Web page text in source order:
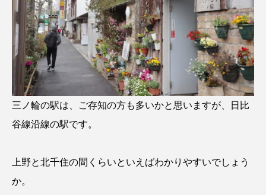
三ノ輪の駅は、ご存知の方も多いかと思いますが、日比
谷線沿線の駅です。
上野と北千住の間くらいといえばわかりやすいでしょう
か。